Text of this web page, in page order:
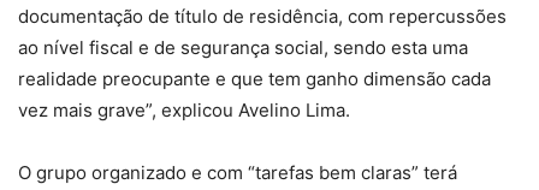
documentação de título de residência, com repercussões
ao nível fiscal e de segurança social, sendo esta uma
realidade preocupante e que tem ganho dimensão cada
vez mais grave”, explicou Avelino Lima.
O grupo organizado e com “tarefas bem claras” terá